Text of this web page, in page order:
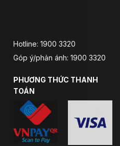
Hotline: 1900 3320
Góp ý/phản ánh: 1900 3320
PHƯƠNG THỨC THANH
TOÁN